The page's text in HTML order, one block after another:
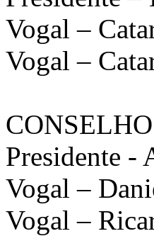
Vogal –
Vogal –
Presidente -
Vogal –
Vogal –